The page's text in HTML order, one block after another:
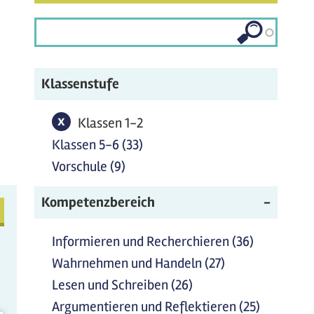
Klassenstufe
xKlassen 1-2-Filter entfernen
Klassen 1-2
Klassen 5-6 (33)
Vorschule (9)
Kompetenzbereich
Informieren und Recherchieren (36)
Filter
Wahrnehmen und Handeln (27)
Filter
Lesen und Schreiben (26)
Filter anwenden
Argumentieren und Reflektieren (25)
Kinderrechte